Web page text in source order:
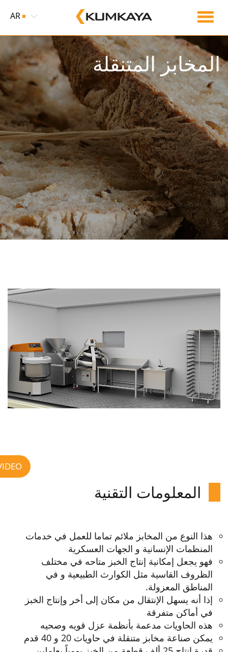
AR
المخابز المتنقلة
المعلومات التقنية
هذا النوع من المخابز ملائم تماما للعمل في خدمات
المنظمات الإنسانية و الجهات العسكرية
فهو يجعل إمكانية إنتاج الخبز متاحه في مختلف
الظروف القاسية مثل الكوارث الطبيعية و في
المناطق المعزولة.
إذا أنه يسهل الإنتقال من مكان إلى أخر وإنتاج الخبز
في أماكن متفرقة
هذه الحاويات مدعمة بأنظمة عزل قويه وصحيه
يمكن صناعة مخابز متنقلة في حاويات 20 و 40 قدم